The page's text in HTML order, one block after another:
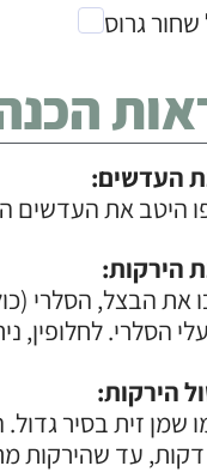
גרוס
העדשים:
היטב את העדשים
הירקות:
את הבצל, הסלרי
הסלרי. לחלופין,
הירקות:
שמן זית בסיר